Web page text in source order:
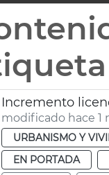
Incremento
modificado hace 1
URBANISMO Y
EN PORTADA